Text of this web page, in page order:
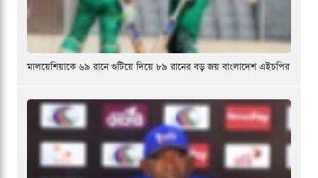
মালয়েশিয়াকে ৬৯ রানে গুটিয়ে দিয়ে ৮৯ রানের বড় জয় বাংলাদেশ এইচপির